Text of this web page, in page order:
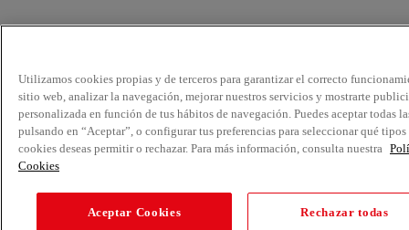
Utilizamos cookies propias y de terceros para garantizar el correcto
sitio web, analizar la navegación, mejorar nuestros servicios y mostrarte
personalizada en función de tus hábitos de navegación. Puedes aceptar todas
pulsando en “Aceptar”, o configurar tus preferencias para seleccionar qué tipos
cookies deseas permitir o rechazar. Para más información, consulta nuestra
Cookies
Aceptar Cookies Rechazar todas